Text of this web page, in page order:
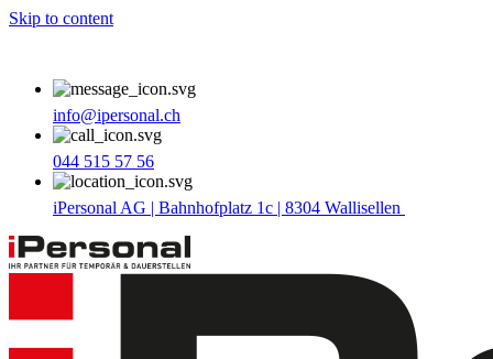
Skip to content
info@ipersonal.ch
044 515 57 56
iPersonal AG | Bahnhofplatz 1c | 8304 Wallisellen